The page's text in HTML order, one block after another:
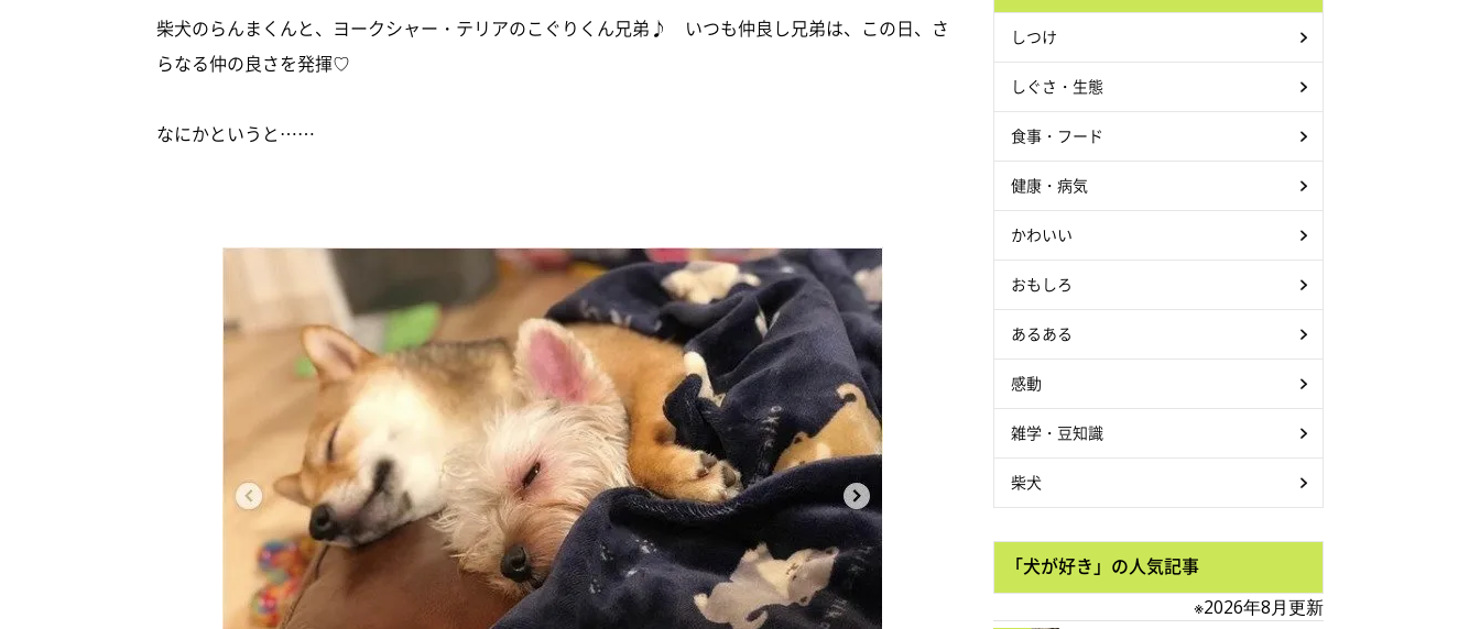
柴犬のらんまくんと、ヨークシャー・テリアのこぐりくん兄弟♪ いつも仲良し兄弟は、この日、さ
らなる仲の良さを発揮♡
なにかというと……
しつけ
しぐさ・生態
食事・フード
健康・病気
かわいい
おもしろ
あるある
感動
雑学・豆知識
柴犬
「犬が好き」の人気記事
※2026年8月更新